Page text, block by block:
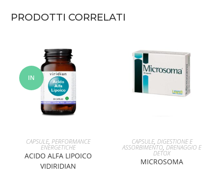
PRODOTTI CORRELATI
IN
OFFERT
AGGIUNGI AL CARRELLO
CAPSULE, PERFORMANCE
ENERGETICHE
ACIDO ALFA LIPOICO
VIDIRIDIAN
AGGIUNGI AL CARRELLO
CAPSULE, DIGESTIONE E
ASSORBIMENTO,DRENAGGIO E
DETOX
MICROSOMA